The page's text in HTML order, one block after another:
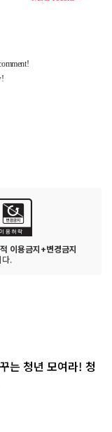
이용금지+변경금지
.
는 청년 모여라! 청